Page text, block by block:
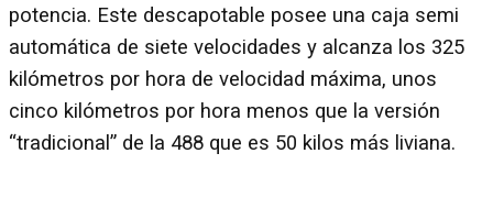
potencia. Este descapotable posee una caja semi
automática de siete velocidades y alcanza los 325
kilómetros por hora de velocidad máxima, unos
cinco kilómetros por hora menos que la versión
“tradicional” de la 488 que es 50 kilos más liviana.